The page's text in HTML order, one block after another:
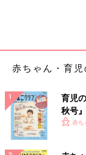
赤ちゃん・育
育児
秋号
いっ赤ち